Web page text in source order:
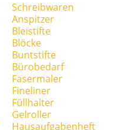
Schreibwaren
Anspitzer
Bleistifte
Blöcke
Buntstifte
Bürobedarf
Fasermaler
Fineliner
Füllhalter
Gelroller
Hausaufgabenheft